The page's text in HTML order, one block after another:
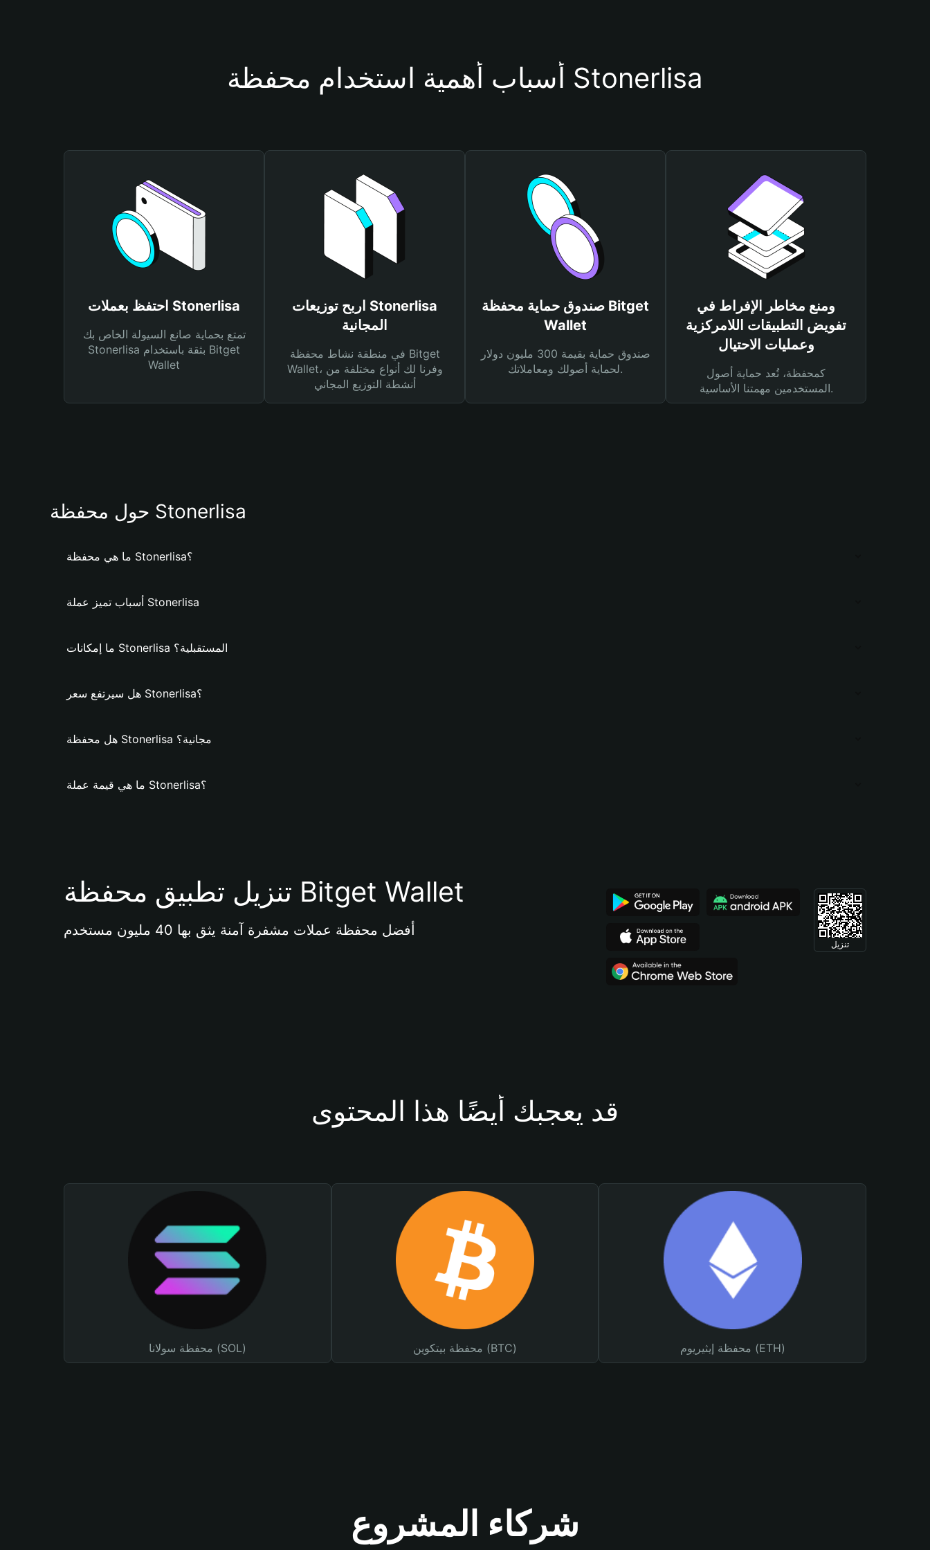
أسباب أهمية استخدام محفظة Stonerlisa
احتفظ بعملات Stonerlisa
تمتع بحماية صانع السيولة الخاص بك
Stonerlisa بثقة باستخدام Bitget
Wallet
اربح توزيعات Stonerlisa
المجانية
في منطقة نشاط محفظة Bitget
Wallet، وفرنا لك أنواع مختلفة من
أنشطة التوزيع المجاني
صندوق حماية محفظة Bitget
Wallet
صندوق حماية بقيمة 300 مليون دولار
لحماية أصولك ومعاملاتك.
ومنع مخاطر الإفراط في
تفويض التطبيقات اللامركزية
وعمليات الاحتيال
كمحفظة، تُعد حماية أصول
المستخدمين مهمتنا الأساسية.
حول محفظة Stonerlisa
ما هي محفظة Stonerlisa؟
أسباب تميز عملة Stonerlisa
ما إمكانات Stonerlisa المستقبلية؟
هل سيرتفع سعر Stonerlisa؟
هل محفظة Stonerlisa مجانية؟
ما هي قيمة عملة Stonerlisa؟
تنزيل تطبيق محفظة Bitget Wallet
أفضل محفظة عملات مشفرة آمنة يثق بها 40 مليون مستخدم
تنزيل
قد يعجبك أيضًا هذا المحتوى
محفظة سولانا (SOL) محفظة بيتكوين (BTC) محفظة إيثيريوم (ETH)
شركاء المشروع